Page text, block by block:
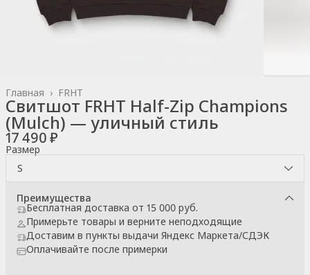
FRHT
Главная ›
Свитшот FRHT Half-Zip Champions
(Mulch) — уличный стиль
17 490 ₽
Размер
S
Преимущества
Бесплатная доставка от 15 000 руб.
Примерьте товары и верните неподходящие
Доставим в пункты выдачи Яндекс Маркета/СДЭК
Оплачивайте после примерки